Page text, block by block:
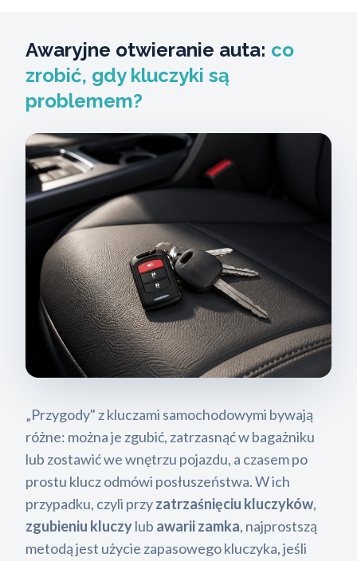
Awaryjne otwieranie auta: co
zrobić, gdy kluczyki są
problemem?
„Przygody" z kluczami samochodowymi bywają
różne: można je zgubić, zatrzasnąć w bagażniku
lub zostawić we wnętrzu pojazdu, a czasem po
prostu klucz odmówi posłuszeństwa. W ich
przypadku, czyli przyzatrzaśnięciu kluczyków,
zgubieniu kluczylub awarii zamka, najprostszą
metodą jest użycie zapasowego kluczyka, jeśli